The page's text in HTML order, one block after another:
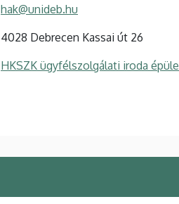
hak@unideb.hu
4028 Debrecen Kassai út 26
HKSZK ügyfélszolgálati iroda